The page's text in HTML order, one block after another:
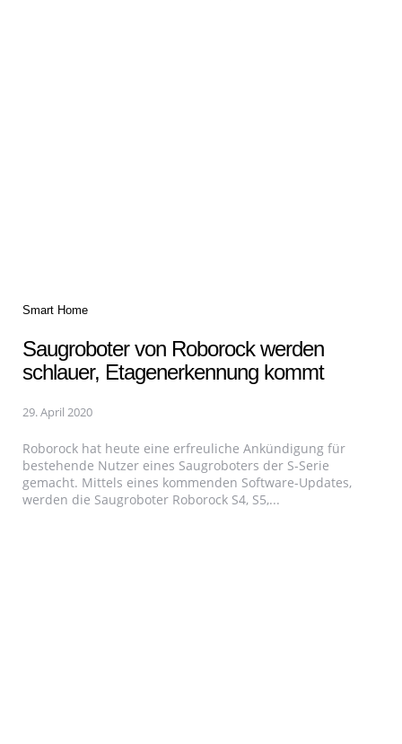
Categories
Smart Home
Saugroboter von Roborock werden
schlauer, Etagenerkennung kommt
29. April 2020
Roborock hat heute eine erfreuliche Ankündigung für
bestehende Nutzer eines Saugroboters der S-Serie
gemacht. Mittels eines kommenden Software-Updates,
werden die Saugroboter Roborock S4, S5,...